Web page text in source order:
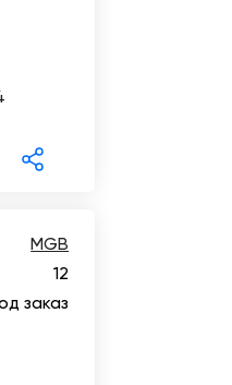
Цифровизация
Trade-
MGB
12
заказ